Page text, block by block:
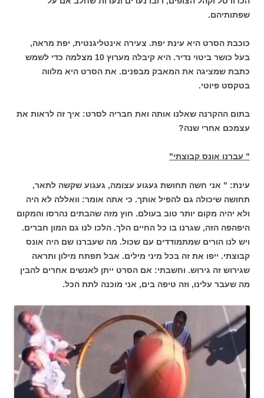
שפתותיהם.
כוכבת הסרט היא עינת יפת. צעירה אינטליגנטית, יפת מראה,
בעל כושר ביטוי נדיר. היא קיבלה מערוץ 10 מצלמה כדי לשמש
כתבת שמציגה את המאבק מבפנים. את הסרט היא מלווה
בטקסט פיוטי.
בתום ההקרנה שאלנו אותה ואת חבריה לסרט: איך זה לראות את
עצמכם אחרי שנה?
" עברנו אונס קבוצתי"
עינת: " אני חשה תחושת געגוע עצומה, געגוע שקשה לתאר,
תחושה שיכולה גם להפיל אותך. כי אתה אומר: וואללה לא היה
ולא יהיה מקום יותר טוב בעולם. חוץ מזה שהבתים נהרסו והמקום
היפהפה הזה, שגרנו בו כל החיים הלך. הלכו לנו גם המון חברים.
ויש לנו הורים שמתמודדים עם שכול. מה שעברנו שם היה אונס
קבוצתי. ייפו את זה בכל מיני מילים. אבל תפתח מילון ותראה
שגירוש זה גירוש. וחשבתי: אם הסרט ייתן לאנשים אחרים להבין
מה שעבר עלינו, וזה טיפה בים, אני מוכנה לתת הכל.